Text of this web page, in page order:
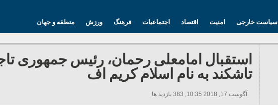
منطقه و جهان ورزش فرهنگ اجتماعیات اقتصاد امنیت سیاست خارجی
استقبال امامعلی رحمان، رئیس جمهوری
تاشکند به نام اسلام کریم اف
آگوست 17, 2018 10:35, 383 بازدید ها